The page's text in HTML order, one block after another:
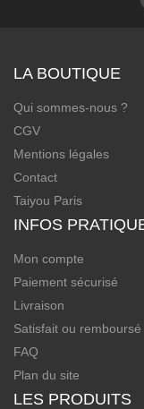
LA BOUTIQUE
Qui sommes-nous ?
CGV
Mentions légales
Contact
Taiyou Paris
INFOS
Mon compte
Paiement sécurisé
Livraison
Satisfait ou remboursé
FAQ
Plan du site
LES PRODUITS